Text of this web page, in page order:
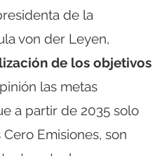
de la
von der Leyen,
de los objetivos
las metas
a partir de 2035 solo
Emisiones, son